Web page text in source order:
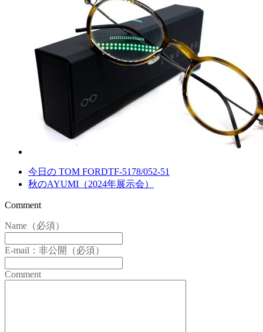
今日の TOM FORDTF-5178/052-51
秋のAYUMI（2024年展示会）
Comment
Name（必須）
E-mail：非公開（必須）
Comment